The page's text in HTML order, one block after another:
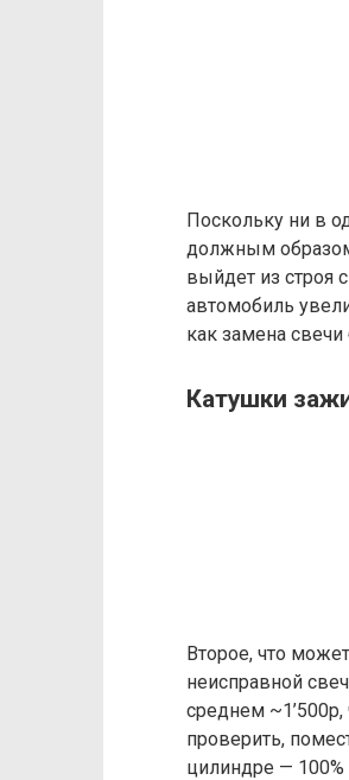
Поскольку ни в
должным
выйдет из строя
автомобиль
как замена свечи
Катушки
Второе, что
неисправной
среднем
проверить,
цилиндре — 100%